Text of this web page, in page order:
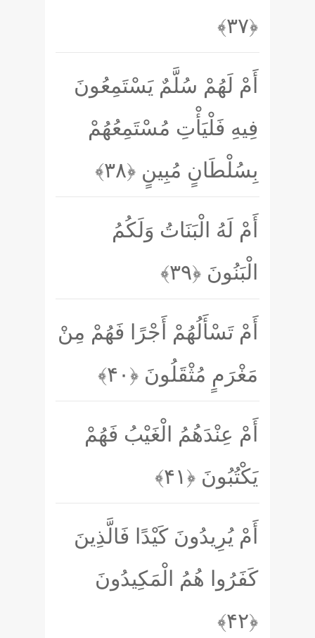
﴿۳۷﴾
أَمْ لَهُمْ سُلَّمٌ يَسْتَمِعُونَ
فِيهِ فَلْيَأْتِ مُسْتَمِعُهُمْ
بِسُلْطَانٍ مُبِينٍ ﴿۳۸﴾
أَمْ لَهُ الْبَنَاتُ وَلَكُمُ
الْبَنُونَ ﴿۳۹﴾
أَمْ تَسْأَلُهُمْ أَجْرًا فَهُمْ مِنْ
مَغْرَمٍ مُثْقَلُونَ ﴿۴۰﴾
أَمْ عِنْدَهُمُ الْغَيْبُ فَهُمْ
يَكْتُبُونَ ﴿۴۱﴾
أَمْ يُرِيدُونَ كَيْدًا فَالَّذِينَ
كَفَرُوا هُمُ الْمَكِيدُونَ
﴿۴۲﴾